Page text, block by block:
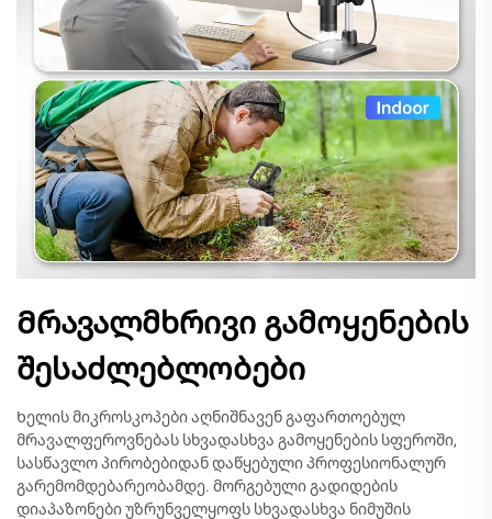
Მრავალმხრივი გამოყენების
შესაძლებლობები
Ხელის მიკროსკოპები აღნიშნავენ გაფართოებულ
მრავალფეროვნებას სხვადასხვა გამოყენების სფეროში,
სასწავლო პირობებიდან დაწყებული პროფესიონალურ
გარემომდებარეობამდე. მორგებული გადიდების
დიაპაზონები უზრუნველყოფს სხვადასხვა ნიმუშის